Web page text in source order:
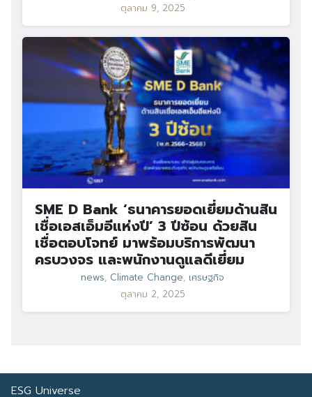
ตุลาคม 9, 2025
SME D Bank ‘ธนาคารยอดเยี่ยมด้านสิน
เชื่อเอสเอ็มอีแห่งปี’ 3 ปีซ้อน ด้วยสิน
เชื่อตอบโจทย์ มาพร้อมบริการพัฒนา
ครบวงจร และพนักงานดูแลดีเยี่ยม
news, Climate Change, เศรษฐกิจ
ตุลาคม 2, 2025
ESG Universe